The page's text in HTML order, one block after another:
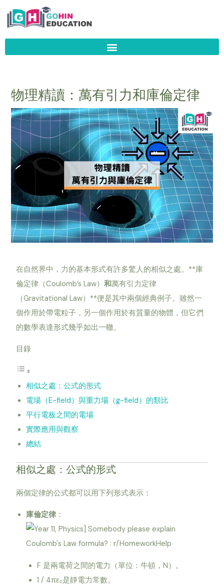
Skip
物理精讀：萬有引力和庫倫定律
在自然界中，力的基本形式有許多驚人的相似之處。**庫
倫定律（Coulomb’s Law）和萬有引力定律
（Gravitational Law）**便是其中兩個經典例子。雖然一
個作用於帶電粒子，另一個作用於有質量的物體，但它們
的數學表達形式幾乎如出一轍。
目錄
相似之處：公式的形式
電場（E-field）與重力場（g-field）的類比
平行電板之間的電場
實際應用與觀察
總結
相似之處：公式的形式
兩個定律的公式都可以用下列形式表示：
庫倫定律 ：
F 是兩電荷之間的電力（單位：牛頓，N）。
1 / 4πε₀是靜電力常數。